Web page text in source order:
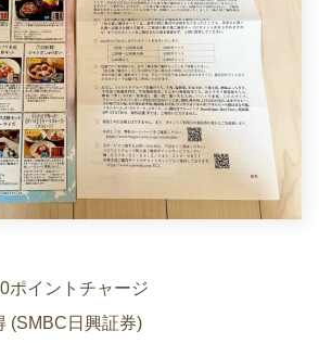
ポイントチャージ
(SMBC日興証券)